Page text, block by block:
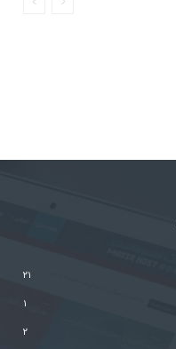
۲۱
۱
۲